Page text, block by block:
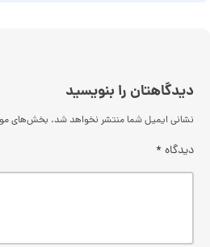
دیدگاهتان را بنویسید
نشانی ایمیل شما منتشر نخواهد شد. بخش‌های
دیدگاه*